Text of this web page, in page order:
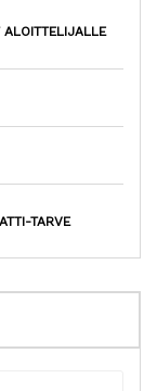
ALOITTELIJALLE
TARVE